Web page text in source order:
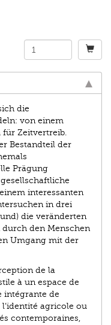
die
von einem
für Zeitvertreib.
Bestandteil der
Prägung
interessanten
in drei
die veränderten
den Menschen
Umgang mit der
de la
à un espace de
intégrante de
agricole ou
contemporaines,